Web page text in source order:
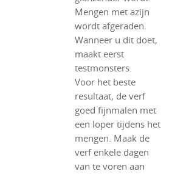
Mengen met azijn
wordt afgeraden.
Wanneer u dit doet,
maakt eerst
testmonsters.
Voor het beste
resultaat, de verf
goed fijnmalen met
een loper tijdens het
mengen. Maak de
verf enkele dagen
van te voren aan